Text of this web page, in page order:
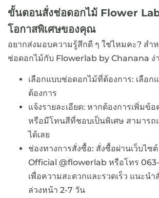
ขั้นตอนสั่งช่อดอกไม้ Flower
โอกาสพิเศษของคุณ
อยากส่งมอบความรู้สึกดี ๆ ใช่ไหมคะ? สำ
ช่อดอกไม้กับ Flowerlab by Chanana ง่
เลือกแบบช่อดอกไม้ที่ต้องการ: เลือ
ต้องการ
แจ้งรายละเอียด: หากต้องการเพิ่มข้
หรือมีโทนสีที่ชอบเป็นพิเศษ สามารถ
ได้เลย
ช่องทางการสั่งซื้อ: สั่งซื้อผ่านเว็บไซ
Official @flowerlab หรือโทร
เพื่อความสะดวกและรวดเร็ว แนะน
ล่วงหน้า 2-7 วัน